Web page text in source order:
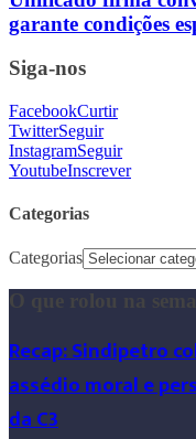
garante condições
Siga-nos
FacebookCurtir
TwitterSeguir
InstagramSeguir
YoutubeInscrever
Categorias
Categorias
O que rolou na
Recap: Sindipetro
assédio moral e
da C3